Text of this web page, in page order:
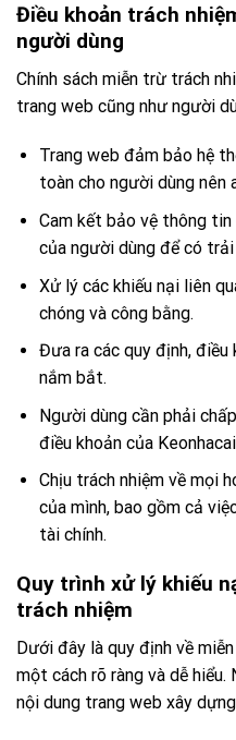
Điều khoản trách
người dùng
Chính sách miễn trừ trách
trang web cũng như người
Trang web đảm bảo hệ
toàn cho người dùng
Cam kết bảo vệ thông tin
của người dùng để có
Xử lý các khiếu nại liên
chóng và công bằng.
Đưa ra các quy định, điều
nắm bắt.
Người dùng cần phải
điều khoản của
Chịu trách nhiệm về mọi
của mình, bao gồm cả
tài chính.
Quy trình xử lý khiếu
trách nhiệm
Dưới đây là quy định về
một cách rõ ràng và dễ
nội dung trang web xây